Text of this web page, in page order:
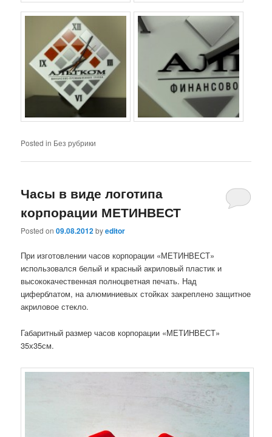
Posted in Без рубрики
Часы в виде логотипа
корпорации МЕТИНВЕСТ
Posted on09.08.2012byeditor
При изготовлении часов корпорации «МЕТИНВЕСТ»
использовался белый и красный акриловый пластик и
высококачественная полноцветная печать. Над
циферблатом, на алюминиевых стойках закреплено защитное
акриловое стекло.
Габаритный размер часов корпорации «МЕТИНВЕСТ»
35х35см.